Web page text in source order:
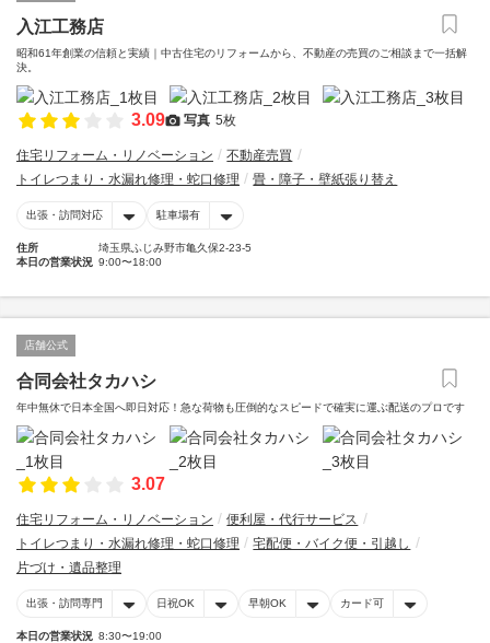
入江工務店
昭和61年創業の信頼と実績｜中古住宅のリフォームから、不動産の売買のご相談まで一括解
決。
3.09 写真 5枚
住宅リフォーム・リノベーション
不動産売買
トイレつまり・水漏れ修理・蛇口修理
畳・障子・壁紙張り替え
出張・訪問対応 駐車場有
住所
埼玉県ふじみ野市亀久保2-23-5
本日の営業状況 9:00〜18:00
店舗公式
合同会社タカハシ
年中無休で日本全国へ即日対応！急な荷物も圧倒的なスピードで確実に運ぶ配送のプロです
3.07
住宅リフォーム・リノベーション
便利屋・代行サービス
トイレつまり・水漏れ修理・蛇口修理
宅配便・バイク便・引越し
片づけ・遺品整理
出張・訪問専門 日祝OK 早朝OK カード可
本日の営業状況 8:30〜19:00